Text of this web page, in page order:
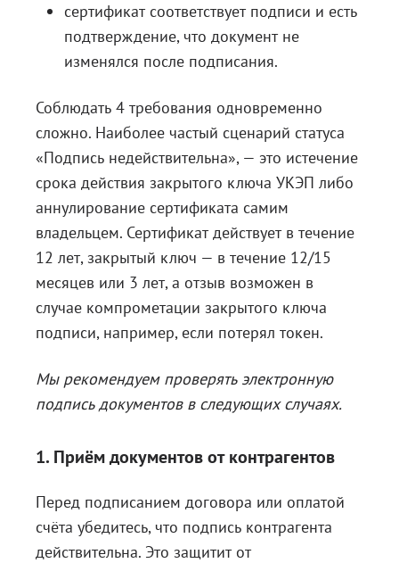
сертификат соответствует подписи и есть
подтверждение, что документ не
изменялся после подписания.
Соблюдать 4 требования одновременно
сложно. Наиболее частый сценарий статуса
«Подпись недействительна», — это истечение
срока действия закрытого ключа УКЭП либо
аннулирование сертификата самим
владельцем. Сертификат действует в течение
12 лет, закрытый ключ — в течение 12/15
месяцев или 3 лет, а отзыв возможен в
случае компрометации закрытого ключа
подписи, например, если потерял токен.
Мы рекомендуем проверять электронную
подпись документов в следующих случаях.
1. Приём документов от контрагентов
Перед подписанием договора или оплатой
счёта убедитесь, что подпись контрагента
действительна. Это защитит от